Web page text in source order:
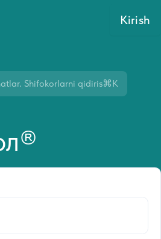
Kirish
⌘K